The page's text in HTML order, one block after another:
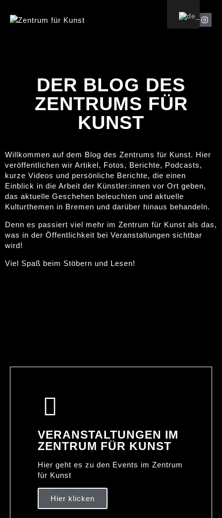
DER BLOG DES
ZENTRUMS FÜR
KUNST
Willkommen auf dem Blog des Zentrums für Kunst. Hier
veröffentlichen wir Artikel, Fotos, Berichte, Podcasts,
kurze Videos und persönliche Berichte, die einen
Einblick in die Arbeit der Künstler:innen vor Ort geben,
das aktuelle Geschehen beleuchten und aktuelle
Kulturthemen in Bremen und darüber hinaus behandeln.
Denn es passiert viel mehr im Zentrum für Kunst als das,
was in der Öffentlichkeit bei Veranstaltungen sichtbar
wird!
Viel Spaß beim Stöbern und Lesen!
VERANSTALTUNGEN IM
ZENTRUM FÜR KUNST
Hier geht es zu den Events im Zentrum
für Kunst
Hier klicken